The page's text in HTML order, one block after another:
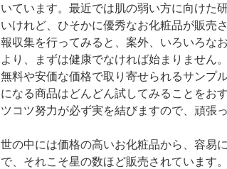
いています。最近では肌の弱い方に向けた
いけれど、ひそかに優秀なお化粧品が販売
報収集を行ってみると、案外、いろいろな
より、まずは健康でなければ始まりません。
無料や安価な価格で取り寄せられるサンプ
になる商品はどんどん試してみることをお
ツコツ努力が必ず実を結びますので、頑張
世の中には価格の高いお化粧品から、容易
で、それこそ星の数ほど販売されています